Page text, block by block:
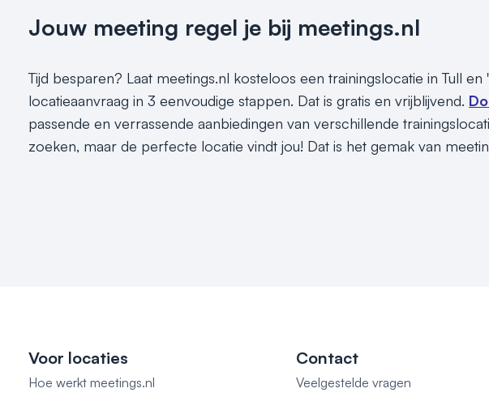
Jouw meeting regel je bij meetings.nl
Tijd besparen? Laat meetings.nl kosteloos een trainingslocatie in Tull
locatieaanvraag in 3 eenvoudige stappen. Dat is gratis en vrijblijvend.
passende en verrassende aanbiedingen van verschillende
zoeken, maar de perfecte locatie vindt jou! Dat is het gemak van
Voor locaties
Hoe werkt meetings.nl
Contact
Veelgestelde vragen